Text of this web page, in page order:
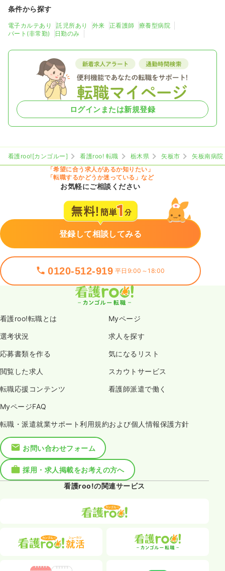
条件から探す
電子カルテあり 託児所あり 外来 正看護師
療養型病院
パート(非常勤)
日勤のみ
ログインまたは新規登録
看護roo![カンゴルー] 看護roo! 転職 栃木県 矢板市
矢板南病院
「希望に合う求人があるか知りたい」
「転職するかどうか迷っている」など
お気軽にご相談ください
登録して相談してみる
0120-512-919 平日9:00～18:00
看護roo!転職とは Myページ
選考状況 求人を探す
応募書類を作る 気になるリスト
閲覧した求人 スカウトサービス
転職応援コンテンツ 看護師派遣で働く
MyページFAQ
転職・派遣就業サポート利用規約および個人情報保護方針
お問い合わせフォーム
採用・求人掲載をお考えの方へ
看護roo!の関連サービス